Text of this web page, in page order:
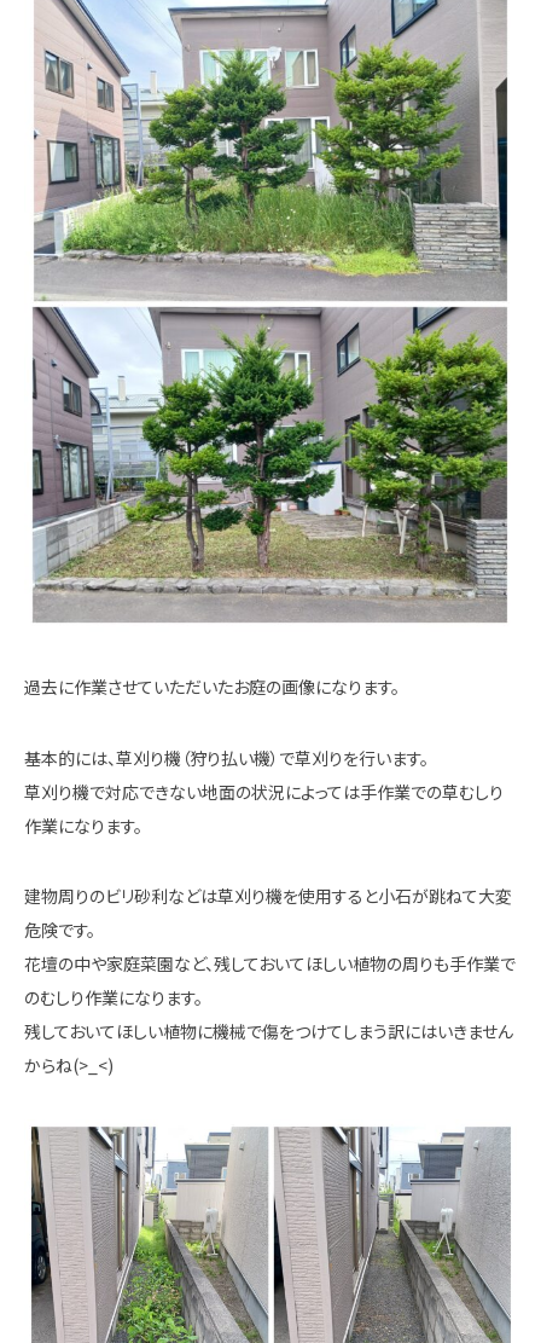
過去に作業させていただいたお庭の画像になります。
基本的には、草刈り機（狩り払い機）で草刈りを行います。
草刈り機で対応できない地面の状況によっては手作業での草むしり
作業になります。
建物周りのビリ砂利などは草刈り機を使用すると小石が跳ねて大変
危険です。
花壇の中や家庭菜園など、残しておいてほしい植物の周りも手作業で
のむしり作業になります。
残しておいてほしい植物に機械で傷をつけてしまう訳にはいきません
からね(>_<)